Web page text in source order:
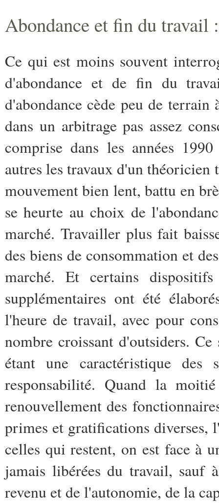
Abondance et fin du
Ce qui est moins souvent
d'abondance et de fin du
d'abondance cède peu de
dans un arbitrage pas assez
comprise dans les années
autres les travaux d'un
mouvement bien lent, battu en
se heurte au choix de
marché. Travailler plus fait
des biens de consommation et
marché. Et certains
supplémentaires ont été
l'heure de travail, avec pour
nombre croissant d'outsiders.
étant une caractéristique des
responsabilité. Quand la
renouvellement des
primes et gratifications
celles qui restent, on est face à
jamais libérées du travail, sauf
revenu et de l'autonomie, de la